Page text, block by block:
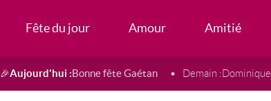
Fête du jour Amour Amitié
🎉Aujourd'hui :Bonne fête Gaétan Demain :Dominique